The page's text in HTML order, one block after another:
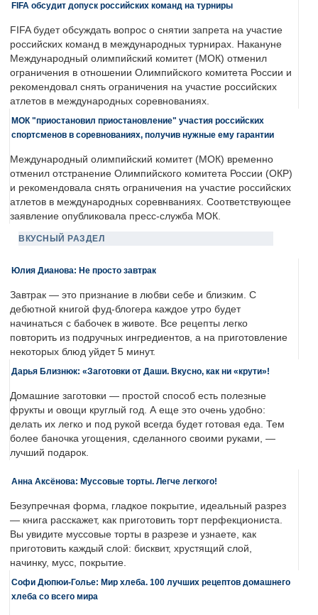
FIFA обсудит допуск российских команд на турниры
FIFA будет обсуждать вопрос о снятии запрета на участие
российских команд в международных турнирах. Накануне
Международный олимпийский комитет (МОК) отменил
ограничения в отношении Олимпийского комитета России и
рекомендовал снять ограничения на участие российских
атлетов в международных соревнованиях.
МОК "приостановил приостановление" участия российских
спортсменов в соревнованиях, получив нужные ему гарантии
Международный олимпийский комитет (МОК) временно
отменил отстранение Олимпийского комитета России (ОКР)
и рекомендовала снять ограничения на участие российских
атлетов в международных соревнваниях. Соответствующее
заявление опубликовала пресс-служба МОК.
ВКУСНЫЙ РАЗДЕЛ
Юлия Дианова: Не просто завтрак
Завтрак — это признание в любви себе и близким. С
дебютной книгой фуд-блогера каждое утро будет
начинаться с бабочек в животе. Все рецепты легко
повторить из подручных ингредиентов, а на приготовление
некоторых блюд уйдет 5 минут.
Дарья Близнюк: «Заготовки от Даши. Вкусно, как ни «крути»!
Домашние заготовки — простой способ есть полезные
фрукты и овощи круглый год. А еще это очень удобно:
делать их легко и под рукой всегда будет готовая еда. Тем
более баночка угощения, сделанного своими руками, —
лучший подарок.
Анна Аксёнова: Муссовые торты. Легче легкого!
Безупречная форма, гладкое покрытие, идеальный разрез
— книга расскажет, как приготовить торт перфекциониста.
Вы увидите муссовые торты в разрезе и узнаете, как
приготовить каждый слой: бисквит, хрустящий слой,
начинку, мусс, покрытие.
Софи Дюпюи-Голье: Мир хлеба. 100 лучших рецептов домашнего
хлеба со всего мира